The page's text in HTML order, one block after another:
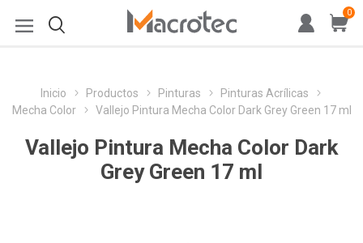
0
Inicio Productos Pinturas
Pinturas Acrílicas
Mecha Color
Vallejo Pintura Mecha Color Dark Grey Green 17 ml
Vallejo Pintura Mecha Color Dark
Grey Green 17 ml